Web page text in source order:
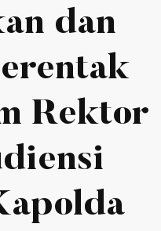
dan
Rektor